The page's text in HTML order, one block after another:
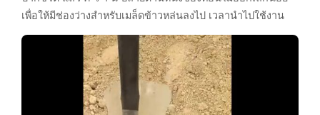
เพื่อให้มีช่องว่างสำหรับเมล็ดข้าวหล่นลงไป เวลานำไปใช้งาน